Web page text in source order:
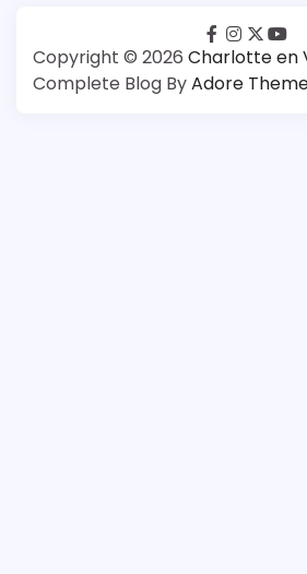
Copyright © 2026 Charlotte en
Complete Blog ByAdore
facebook
instagram
twitter